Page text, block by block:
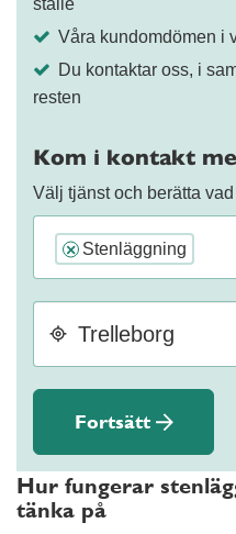
ställe
Våra kundomdömen i
Du kontaktar oss, i
resten
Kom i kontakt
Välj tjänst och berätta
× Stenläggning
Fortsätt
Hur fungerar
tänka på